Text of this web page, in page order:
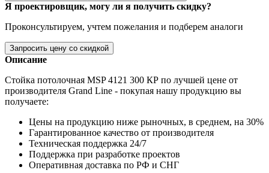
Я проектировщик, могу ли я получить скидку?
Проконсультируем, учтем пожелания и подберем аналоги
Запросить цену со скидкой
Описание
Стойка потолочная MSP 4121 300 КР по лучшей цене от
производителя Grand Line - покупая нашу продукцию вы
получаете:
Цены на продукцию ниже рыночных, в среднем, на 30%
Гарантированное качество от производителя
Техническая поддержка 24/7
Поддержка при разработке проектов
Оперативная доставка по РФ и СНГ